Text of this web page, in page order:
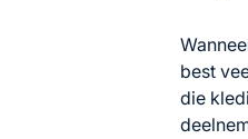
best
die